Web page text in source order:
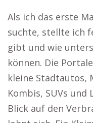
Als ich das erste
suchte, stellte ich
gibt und wie
können. Die
kleine Stadtautos,
Kombis, SUVs und
Blick auf den